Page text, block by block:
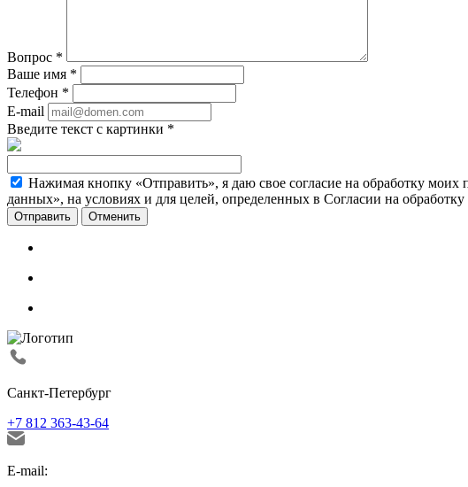
Вопрос *
Ваше имя *
Телефон *
E-mail
Введите текст с картинки *
Нажимая кнопку «Отправить», я даю свое согласие на обработку
данных», на условиях и для целей, определенных в Согласии на
Отменить
Санкт-Петербург
+7 812 363-43-64
E-mail: